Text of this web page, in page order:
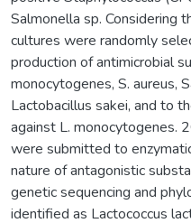
Salmonella sp. Considering
cultures were randomly
production of antimicrobial
monocytogenes, S. aureus,
Lactobacillus sakei, and to
against L. monocytogenes.
were submitted to
nature of antagonistic
genetic sequencing and
identified as Lactococcus